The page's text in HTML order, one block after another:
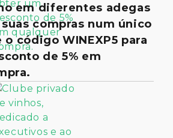
em diferentes adegas
compras num único
código WINEXP5 para
de 5% em